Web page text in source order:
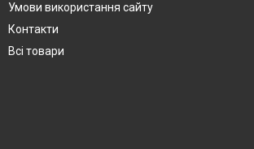
Умови використання сайту
Контакти
Всі товари